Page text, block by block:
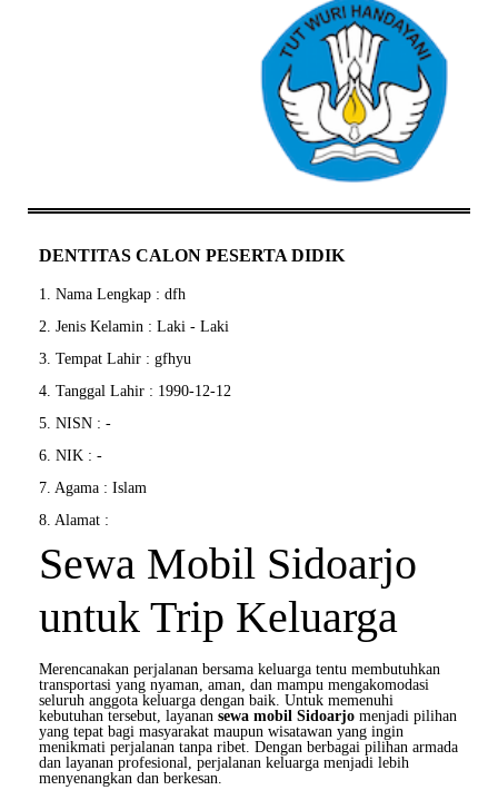
DENTITAS CALON PESERTA DIDIK
1. Nama Lengkap : dfh
2. Jenis Kelamin : Laki - Laki
3. Tempat Lahir : gfhyu
4. Tanggal Lahir : 1990-12-12
5. NISN : -
6. NIK : -
7. Agama : Islam
8. Alamat :
Sewa Mobil Sidoarjo
untuk Trip Keluarga
Merencanakan perjalanan bersama keluarga tentu membutuhkan
transportasi yang nyaman, aman, dan mampu mengakomodasi
seluruh anggota keluarga dengan baik. Untuk memenuhi
kebutuhan tersebut, layanan sewa mobil Sidoarjo menjadi pilihan
yang tepat bagi masyarakat maupun wisatawan yang ingin
menikmati perjalanan tanpa ribet. Dengan berbagai pilihan armada
dan layanan profesional, perjalanan keluarga menjadi lebih
menyenangkan dan berkesan.